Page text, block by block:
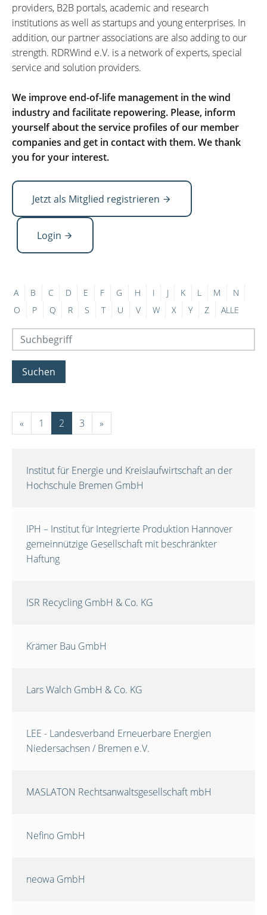
providers, B2B portals, academic and research
institutions as well as startups and young enterprises. In
addition, our partner associations are also adding to our
strength. RDRWind e.V. is a network of experts, special
service and solution providers.
We improve end-of-life management in the wind
industry and facilitate repowering. Please, inform
yourself about the service profiles of our member
companies and get in contact with them. We thank
you for your interest.
Jetzt als Mitglied registrieren
Login
A B C D E F G H I J K L M
N
O
P Q R S T U V W X Y Z ALLE
Suchen
« 1 2 3 »
Institut für Energie und Kreislaufwirtschaft an der
Hochschule Bremen GmbH
IPH – Institut für Integrierte Produktion Hannover
gemeinnützige Gesellschaft mit beschränkter
Haftung
ISR Recycling GmbH & Co. KG
Krämer Bau GmbH
Lars Walch GmbH & Co. KG
LEE - Landesverband Erneuerbare Energien
Niedersachsen / Bremen e.V.
MASLATON Rechtsanwaltsgesellschaft mbH
Nefino GmbH
neowa GmbH